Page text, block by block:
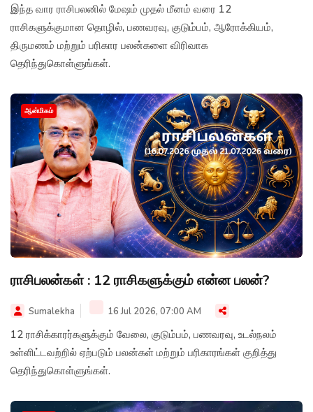
இந்த வார ராசிபலனில் மேஷம் முதல் மீனம் வரை 12
ராசிகளுக்குமான தொழில், பணவரவு, குடும்பம், ஆரோக்கியம்,
திருமணம் மற்றும் பரிகார பலன்களை விரிவாக
தெரிந்துகொள்ளுங்கள்.
ஆன்மிகம்
ராசிபலன்கள் : 12 ராசிகளுக்கும் என்ன பலன்?
Sumalekha 16 Jul 2026, 07:00 AM
12 ராசிக்காரர்களுக்கும் வேலை, குடும்பம், பணவரவு, உடல்நலம்
உள்ளிட்டவற்றில் ஏற்படும் பலன்கள் மற்றும் பரிகாரங்கள் குறித்து
தெரிந்துகொள்ளுங்கள்.